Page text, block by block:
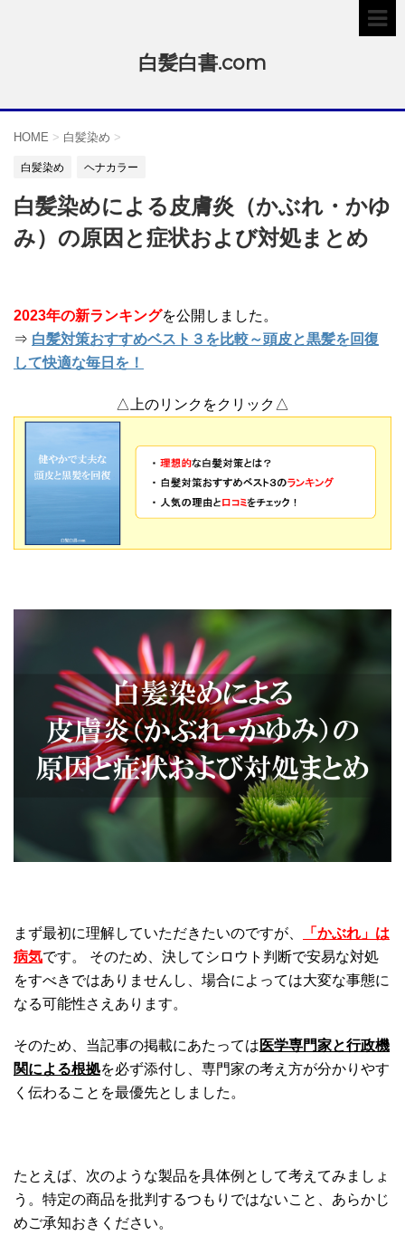
白髪白書.com
HOME > 白髪染め >
白髪染め ヘナカラー
白髪染めによる皮膚炎（かぶれ・かゆ
み）の原因と症状および対処まとめ
2023年の新ランキングを公開しました。
⇒ 白髪対策おすすめベスト３を比較～頭皮と黒髪を回復
して快適な毎日を！
△上のリンクをクリック△
まず最初に理解していただきたいのですが、
「かぶれ」は
病気です。 そのため、決してシロウト判断で安易な対処
をすべきではありませんし、場合によっては大変な事態に
なる可能性さえあります。
そのため、当記事の掲載にあたっては 医学専門家と行政機
関による根拠を必ず添付し、専門家の考え方が分かりやす
く伝わることを最優先としました。
たとえば、次のような製品を具体例として考えてみましょ
う。特定の商品を批判するつもりではないこと、あらかじ
めご承知おきください。